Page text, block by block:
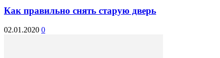
Как правильно снять старую дверь
02.01.2020 0